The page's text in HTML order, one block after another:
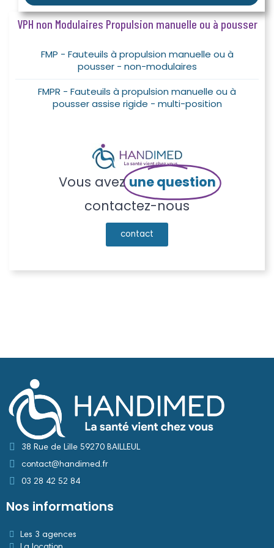
VPH non Modulaires Propulsion manuelle ou à pousser
FMP - Fauteuils à propulsion manuelle ou à
pousser - non-modulaires
FMPR - Fauteuils à propulsion manuelle ou à
pousser assise rigide - multi-position
Vous avezune question
contactez-nous
contact
38 Rue de Lille 59270 BAILLEUL
contact@handimed.fr
03 28 42 52 84
Nos informations
Les 3 agences